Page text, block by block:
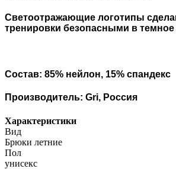
Светоотражающие логотипы
тренировки безопасными в темное
Состав: 85% нейлон, 15% спандекс
Производитель: Gri, Россия
Характеристики
Вид
Брюки летние
Пол
унисекс